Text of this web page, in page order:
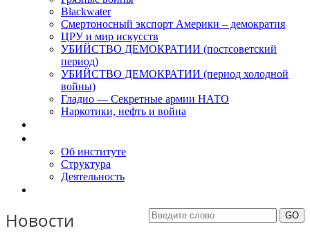
Blackwater
Смертоносный экспорт Америки – демократия
ЦРУ и мир искусств
УБИЙСТВО ДЕМОКРАТИИ (постсоветский
период)
УБИЙСТВО ДЕМОКРАТИИ (период холодной
войны)
Гладио — Секретные армии НАТО
Наркотики, нефть и война
Об институте
Структура
Деятельность
Новости